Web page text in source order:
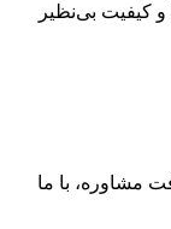
کیفیت بی‌نظیر
مشاوره، با ما